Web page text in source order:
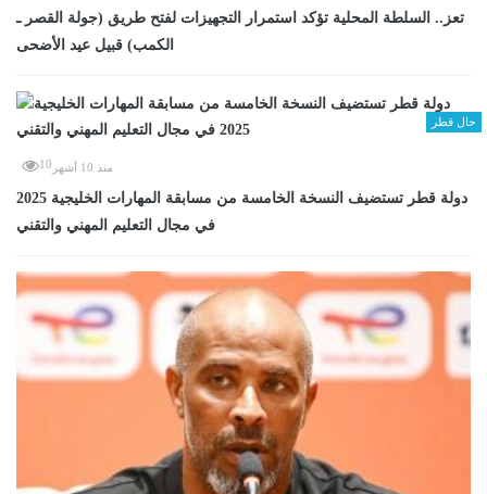
تعز.. السلطة المحلية تؤكد استمرار التجهيزات لفتح طريق (جولة القصر ـ
الكمب) قبيل عيد الأضحى
حال قطر
منذ 10 أشهر 10
دولة قطر تستضيف النسخة الخامسة من مسابقة المهارات الخليجية 2025
في مجال التعليم المهني والتقني